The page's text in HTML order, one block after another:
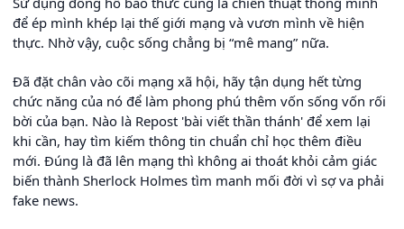
để ép mình khép lại thế giới mạng và vươn mình về hiện
thực. Nhờ vậy, cuộc sống chẳng bị “mê mang” nữa.
Đã đặt chân vào cõi mạng xã hội, hãy tận dụng hết từng
chức năng của nó để làm phong phú thêm vốn sống vốn rối
bời của bạn. Nào là Repost 'bài viết thần thánh' để xem lại
khi cần, hay tìm kiếm thông tin chuẩn chỉ học thêm điều
mới. Đúng là đã lên mạng thì không ai thoát khỏi cảm giác
biến thành Sherlock Holmes tìm manh mối đời vì sợ va phải
fake news.